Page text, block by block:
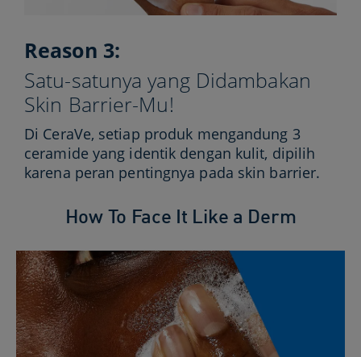
Reason 3:
Satu-satunya yang Didambakan
Skin Barrier-Mu!​
Di CeraVe, setiap produk mengandung 3
ceramide yang identik dengan kulit, dipilih
karena peran pentingnya pada skin barrier.
How To Face It Like a Derm